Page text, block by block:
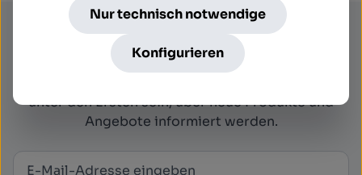
Newsletter
Abonnieren Sie jetzt einfach unseren regelmäßig
unter den Ersten sein, über neue Produkte und
Angebote informiert werden.
Newsletter abonnieren
E-Mail-Adresse
Nur technisch notwendige
Konfigurieren